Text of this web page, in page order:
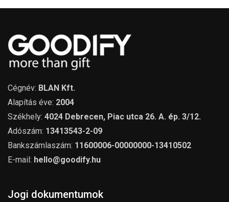
Cégnév: BLAN Kft.
Alapítás éve: 2004
Székhely: 4024 Debrecen, Piac utca 26. A. ép. 3/12.
Adószám: 13413543-2-09
Bankszámlaszám: 11600006-00000000-13410502
E-mail: hello@goodify.hu
Jogi dokumentumok